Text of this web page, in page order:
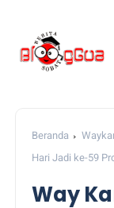
Beranda
Hari Jadi ke-59
Way